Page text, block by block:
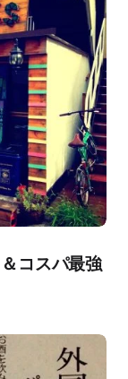
コスパ最強